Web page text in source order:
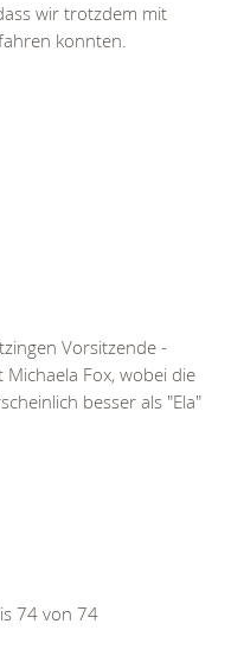
wir trotzdem mit
konnten.
Vorsitzende -
Michaela Fox, wobei die
besser als "Ela"
74 von 74